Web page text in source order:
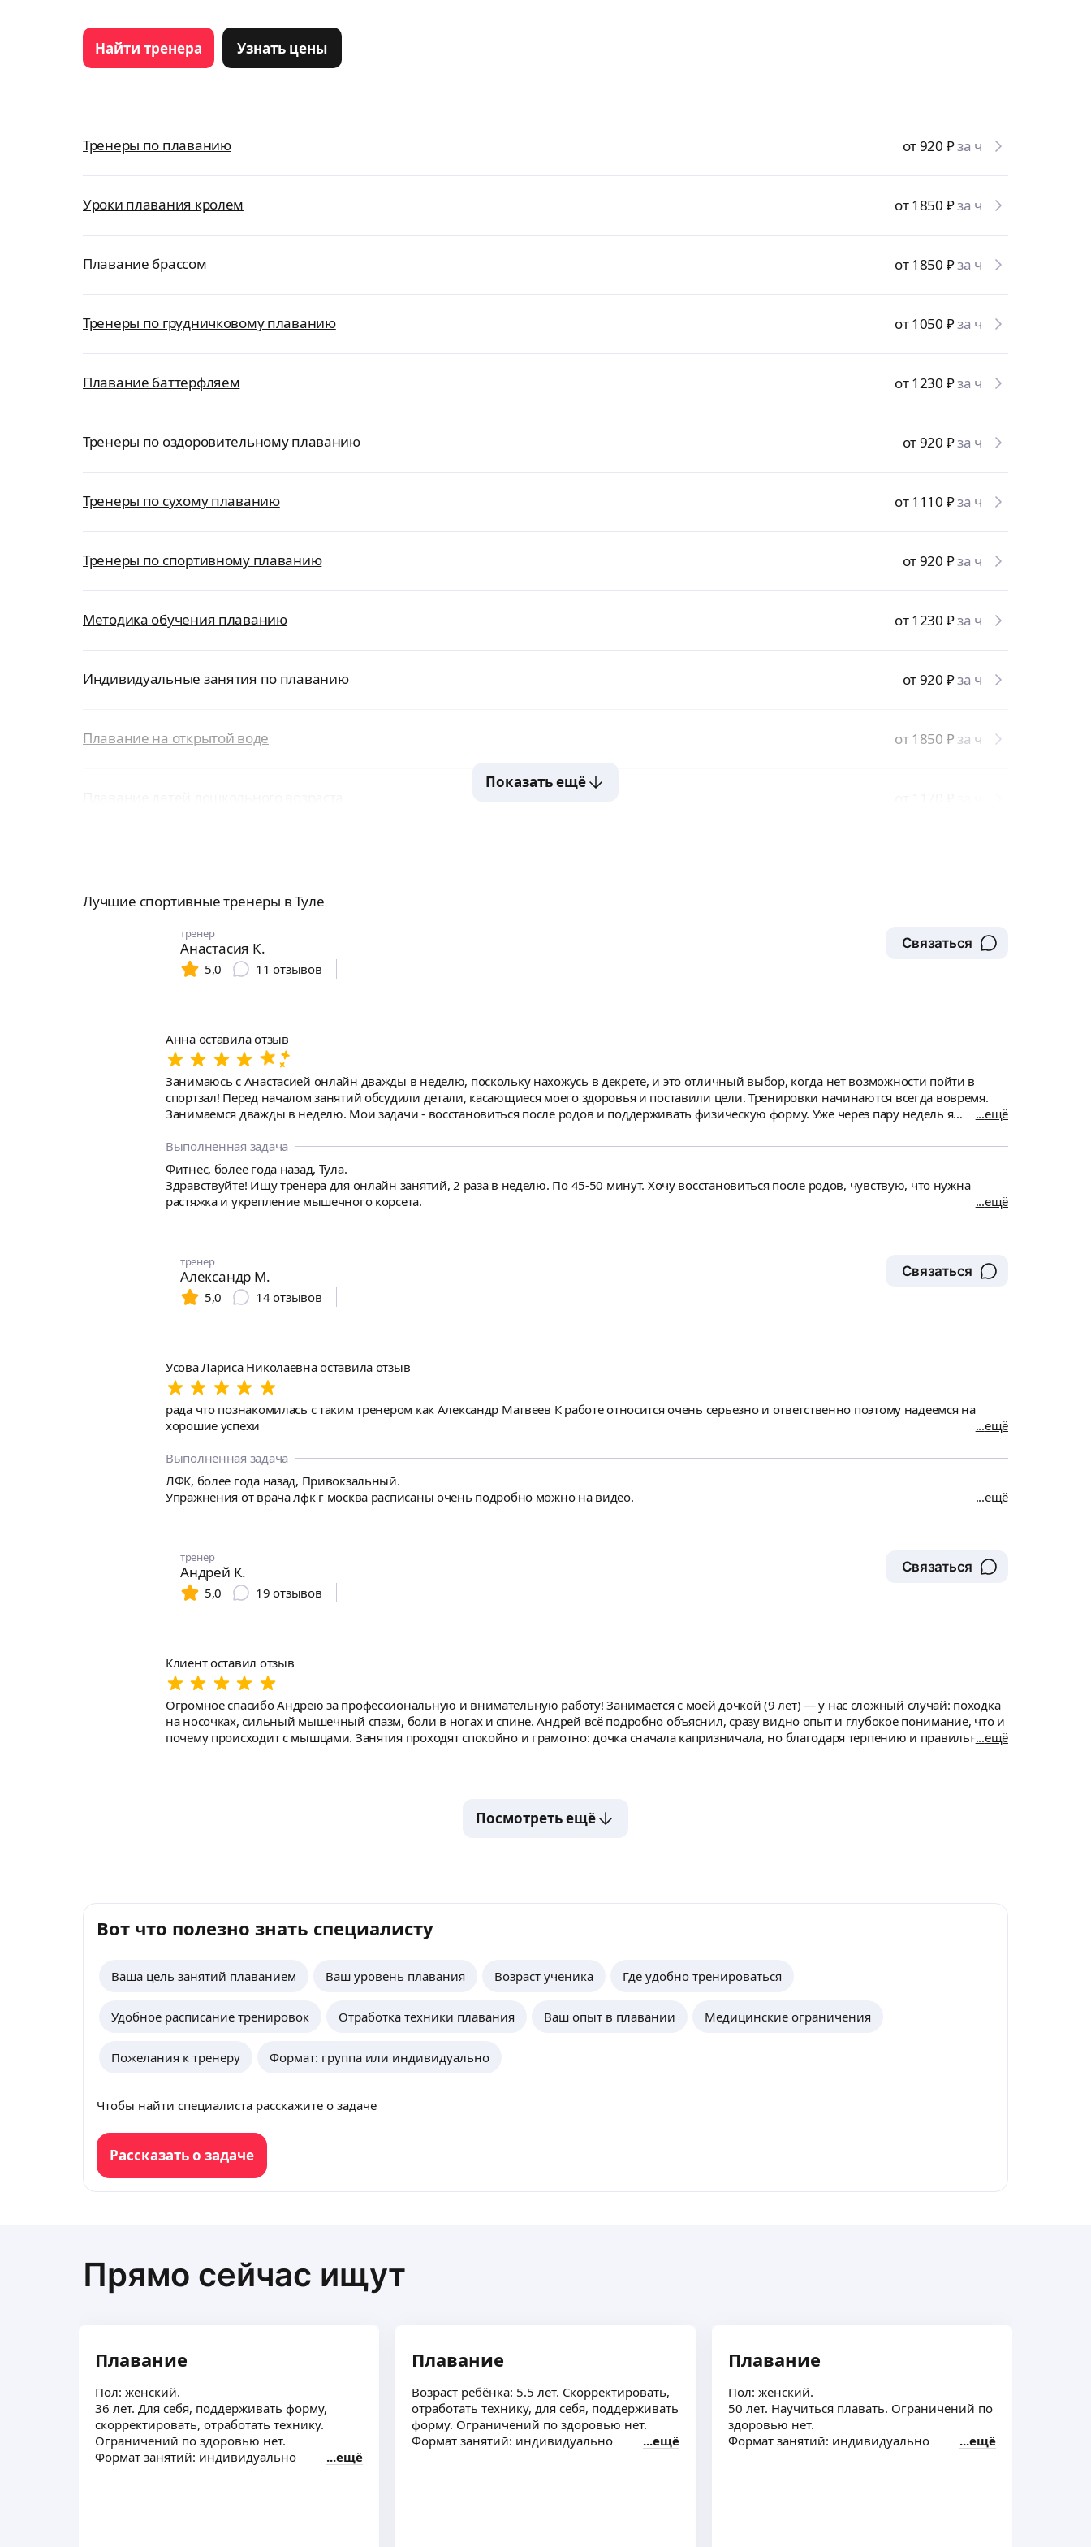
Найти тренера Узнать цены
Тренеры по плаванию от 920 ₽за ч
Уроки плавания кролем от 1850 ₽за ч
Плавание брассом от 1850 ₽за ч
Тренеры по грудничковому плаванию от 1050 ₽за ч
Плавание баттерфляем от 1230 ₽за ч
Тренеры по оздоровительному плаванию от 920 ₽за ч
Тренеры по сухому плаванию от 1110 ₽за ч
Тренеры по спортивному плаванию от 920 ₽за ч
Методика обучения плаванию от 1230 ₽за ч
Индивидуальные занятия по плаванию от 920 ₽за ч
Плавание на открытой воде от 1850 ₽ за ч
Показать ещё
Лучшие спортивные тренеры в Туле
тренер
Анастасия К.
Связаться
5,0
11 отзывов
Анна оставила отзыв
Занимаюсь с Анастасией онлайн дважды в неделю, поскольку нахожусь в декрете, и это отличный выбор, когда нет возможности пойти в
спортзал! Перед началом занятий обсудили детали, касающиеся моего здоровья и поставили цели. Тренировки начинаются всегда вовремя.
Занимаемся дважды в неделю. Мои задачи - восстановиться после родов и поддерживать физическую форму. Уже через пару недель я
возвращайтесь к тренировкам после родов при первой возможности и разрешения врача, с Анастасией тренировки проходят методично и
эффективно! Очень рекомендую!
ещё
Выполненная задача
Фитнес, более года назад, Тула.
Здравствуйте! Ищу тренера для онлайн занятий, 2 раза в неделю. По 45-50 минут. Хочу восстановиться после родов, чувствую, что нужна
растяжка и укрепление мышечного корсета.
ещё
тренер
Александр М.
Связаться
5,0
14отзывов
Усова Лариса Николаевна оставила отзыв
рада что познакомилась с таким тренером как Александр Матвеев К работе относится очень серьезно и ответственно поэтому надеемся на
хорошие успехи
ещё
Выполненная задача
ЛФК, более года назад, Привокзальный.
Упражнения от врача лфк г москва расписаны очень подробно можно на видео.
ещё
тренер
Андрей К.
Связаться
5,0
19 отзывов
Клиент оставил отзыв
Огромное спасибо Андрею за профессиональную и внимательную работу! Занимается с моей дочкой (9 лет) — у нас сложный случай: походка
на носочках, сильный мышечный спазм, боли в ногах и спине. Андрей всё подробно объяснил, сразу видно опыт и глубокое понимание, что и
почему происходит с мышцами. Занятия проходят спокойно и грамотно: дочка сначала капризничала, но благодаря терпению и правильному
ещё
Посмотреть ещё
Вот что полезно знать специалисту
Ваша цель занятий плаванием Ваш уровень плавания Возраст ученика Где удобно тренироваться
Удобное расписание тренировок Отработка техники плавания Ваш опыт в плавании Медицинские ограничения
Пожелания к тренеру Формат: группа или индивидуально
Чтобы найти специалиста расскажите о задаче
Рассказать о задаче
Прямо сейчас ищут
Плавание
Пол: женский.
36 лет. Для себя, поддерживать форму,
скорректировать, отработать технику.
Ограничений по здоровью нет.
Формат занятий: индивидуально
ещё
Плавание
Возраст ребёнка: 5.5 лет. Скорректировать,
отработать технику, для себя, поддерживать
форму. Ограничений по здоровью нет.
Формат занятий: индивидуально
ещё
Плавание
Пол: женский.
50 лет. Научиться плавать. Ограничений по
здоровью нет.
Формат занятий: индивидуально
ещё